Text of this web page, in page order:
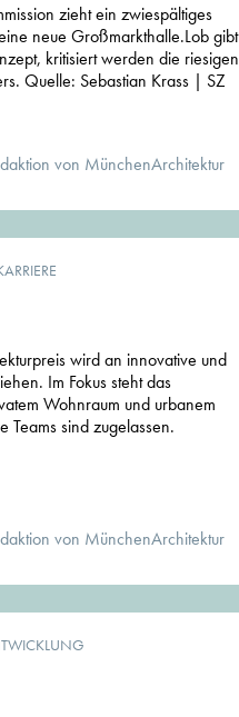
zieht ein zwiespältiges
neue Großmarkthalle.Lob gibt
kritisiert werden die riesigen
Quelle: Sebastian Krass | SZ
von MünchenArchitektur
wird an innovative und
Im Fokus steht das
Wohnraum und urbanem
Teams sind zugelassen.
von MünchenArchitektur